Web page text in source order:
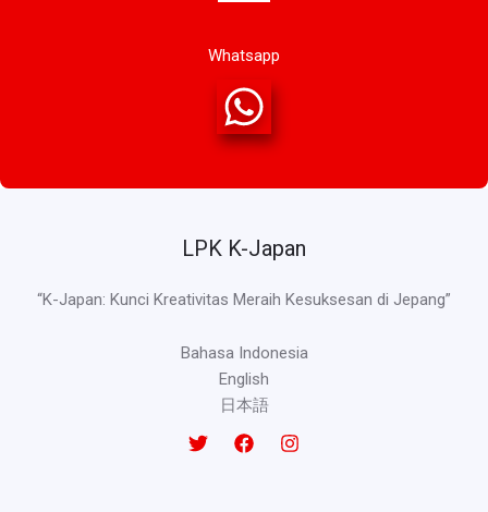
Whatsapp
LPK K-Japan
“K-Japan: Kunci Kreativitas Meraih Kesuksesan di Jepang”
Bahasa Indonesia
English
日本語